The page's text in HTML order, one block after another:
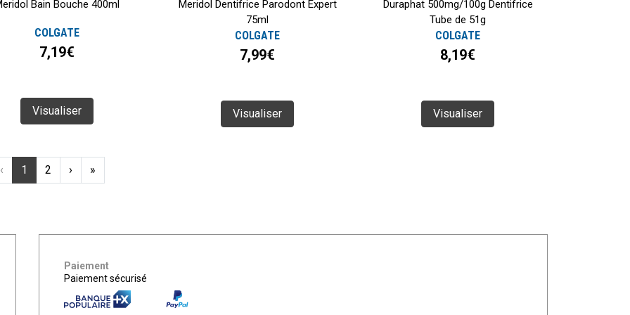
Bain Bouche 400ml
COLGATE
7,19€
Visualiser
Meridol Dentifrice Parodont Expert
75ml
COLGATE
7,99€
Visualiser
Duraphat 500mg/100g Dentifrice
Tube de 51g
COLGATE
8,19€
Visualiser
‹ 1 2 › »
Paiement
Paiement sécurisé